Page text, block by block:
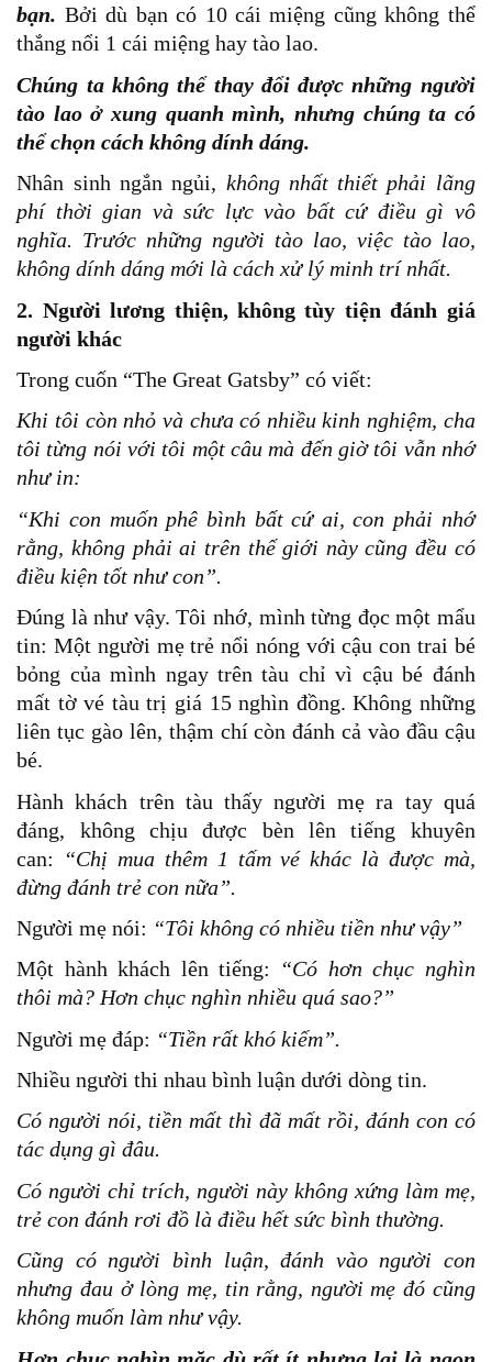
bạn. Bởi dù bạn có 10 cái miệng cũng không thể
thắng nổi 1 cái miệng hay tào lao.
Chúng ta không thể thay đổi được những người
tào lao ở xung quanh mình, nhưng chúng ta có
thể chọn cách không dính dáng.
Nhân sinh ngắn ngủi, không nhất thiết phải lãng
phí thời gian và sức lực vào bất cứ điều gì vô
nghĩa. Trước những người tào lao, việc tào lao,
không dính dáng mới là cách xử lý minh trí nhất.
2. Người lương thiện, không tùy tiện đánh giá
người khác
Trong cuốn “The Great Gatsby” có viết:
Khi tôi còn nhỏ và chưa có nhiều kinh nghiệm, cha
tôi từng nói với tôi một câu mà đến giờ tôi vẫn nhớ
như in:
“Khi con muốn phê bình bất cứ ai, con phải nhớ
rằng, không phải ai trên thế giới này cũng đều có
điều kiện tốt như con”.
Đúng là như vậy. Tôi nhớ, mình từng đọc một mẩu
tin: Một người mẹ trẻ nổi nóng với cậu con trai bé
bỏng của mình ngay trên tàu chỉ vì cậu bé đánh
mất tờ vé tàu trị giá 15 nghìn đồng. Không những
liên tục gào lên, thậm chí còn đánh cả vào đầu cậu
bé.
Hành khách trên tàu thấy người mẹ ra tay quá
đáng, không chịu được bèn lên tiếng khuyên
can:
“Chị mua thêm 1 tấm vé khác là được mà,
đừng đánh trẻ con nữa”.
Người mẹ nói: “Tôi không có nhiều tiền như vậy”
Một hành khách lên tiếng:
“Có hơn chục nghìn
thôi mà? Hơn chục nghìn nhiều quá sao?”
Người mẹ đáp: “Tiền rất khó kiếm”.
Nhiều người thi nhau bình luận dưới dòng tin.
Có người nói, tiền mất thì đã mất rồi, đánh con có
tác dụng gì đâu.
Có người chỉ trích, người này không xứng làm mẹ,
trẻ con đánh rơi đồ là điều hết sức bình thường.
Cũng có người bình luận, đánh vào người con
nhưng đau ở lòng mẹ, tin rằng, người mẹ đó cũng
không muốn làm như vậy.